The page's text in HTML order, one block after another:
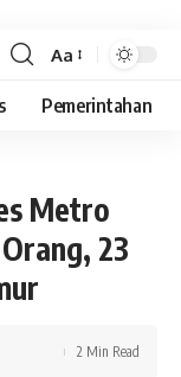
Aa
Pemerintahan
Metro
23
2 Min Read